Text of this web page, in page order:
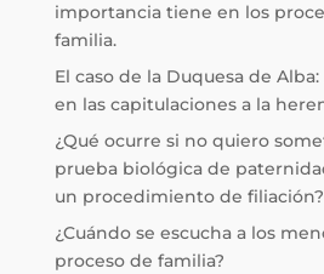
importancia tiene en los
familia.
El caso de la Duquesa de
en las capitulaciones a la
¿Qué ocurre si no quiero
prueba biológica de
un procedimiento de filiación?
¿Cuándo se escucha a los
proceso de familia?